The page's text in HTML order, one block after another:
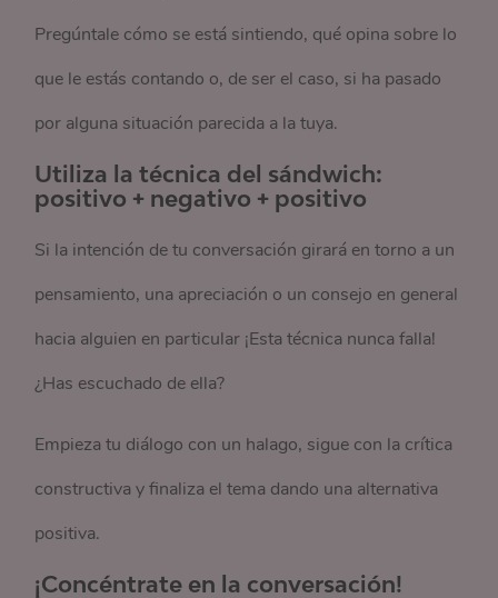
Pregúntale cómo se está sintiendo, qué opina sobre lo
que le estás contando o, de ser el caso, si ha pasado
por alguna situación parecida a la tuya.
Utiliza la técnica del sándwich:
positivo + negativo + positivo
Si la intención de tu conversación girará en torno a un
pensamiento, una apreciación o un consejo en general
hacia alguien en particular ¡Esta técnica nunca falla!
¿Has escuchado de ella?
Empieza tu diálogo con un halago, sigue con la crítica
constructiva y finaliza el tema dando una alternativa
positiva.
¡Concéntrate en la conversación!